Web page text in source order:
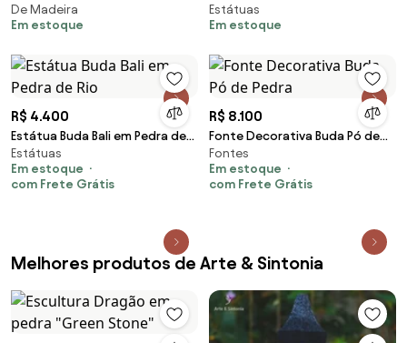
Preto e Gold
De Madeira
Em estoque
60cm - Bali
Estátuas
Em estoque
R$ 4.400
Estátua Buda Bali em Pedra de
Rio
Estátuas
Em estoque
com Frete Grátis
R$ 8.100
Fonte Decorativa Buda Pó de
Pedra
Fontes
Em estoque
com Frete Grátis
Melhores produtos de Arte & Sintonia